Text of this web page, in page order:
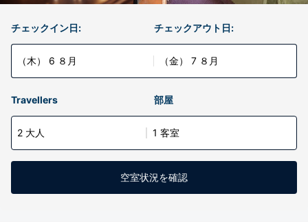
チェックイン日:
（木） 6 ８月
チェックアウト日:
（金） 7 ８月
Travellers 部屋
2 大人 1 客室
空室状況を確認